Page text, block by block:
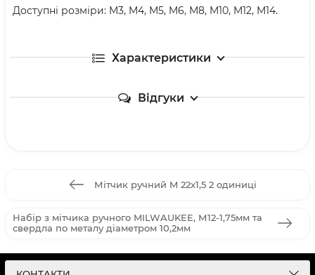
Доступні розміри: M3, M4, M5, M6, M8, M10, M12, M14.
Характеристики
Відгуки
Мітчик ручний M 22x1,5 2 одиниці
Набір з мітчика ручного MILWAUKEE, М12-1,75мм та
свердла по металу діаметром 10,2мм